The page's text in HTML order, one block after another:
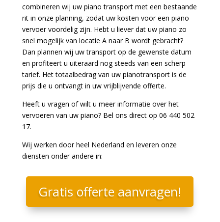
combineren wij uw piano transport met een bestaande
rit in onze planning, zodat uw kosten voor een piano
vervoer voordelig zijn. Hebt u liever dat uw piano zo
snel mogelijk van locatie A naar B wordt gebracht?
Dan plannen wij uw transport op de gewenste datum
en profiteert u uiteraard nog steeds van een scherp
tarief. Het totaalbedrag van uw pianotransport is de
prijs die u ontvangt in uw vrijblijvende offerte.
Heeft u vragen of wilt u meer informatie over het
vervoeren van uw piano? Bel ons direct op 06 440 502
17.
Wij werken door heel Nederland en leveren onze
diensten onder andere in:
Gratis offerte aanvragen!